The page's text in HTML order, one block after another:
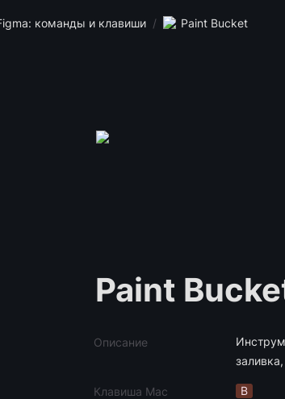
команды и клавиши / Paint Bucket
Paint
Описание
Клавиша Mac B